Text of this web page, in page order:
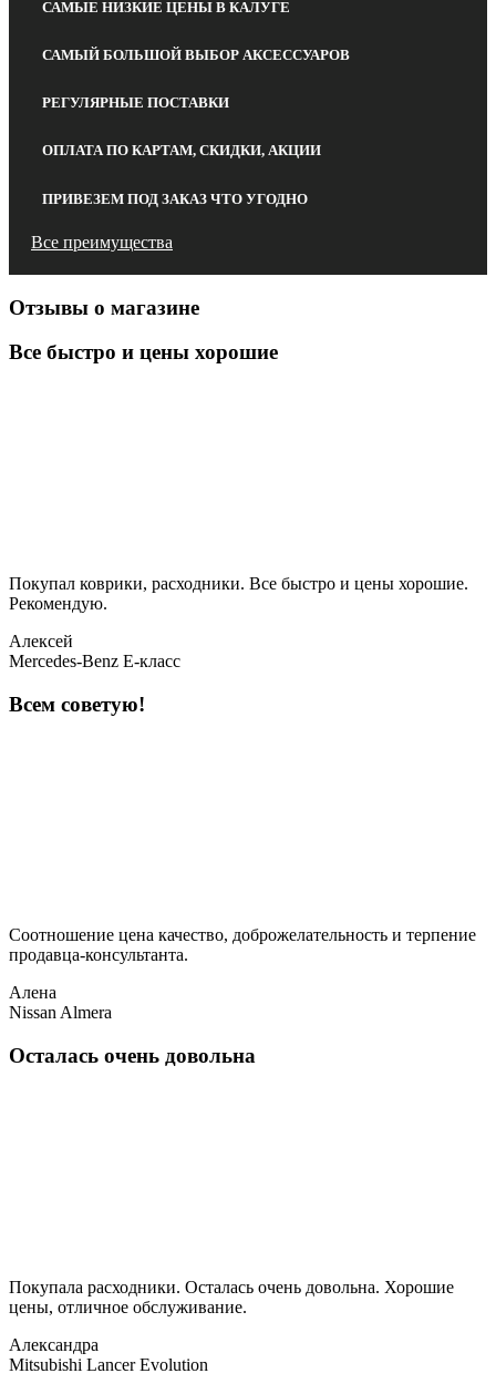
САМЫЕ НИЗКИЕ ЦЕНЫ В КАЛУГЕ
САМЫЙ БОЛЬШОЙ ВЫБОР АКСЕССУАРОВ
РЕГУЛЯРНЫЕ ПОСТАВКИ
ОПЛАТА ПО КАРТАМ, СКИДКИ, АКЦИИ
ПРИВЕЗЕМ ПОД ЗАКАЗ ЧТО УГОДНО
Все преимущества
Отзывы о магазине
Все быстро и цены хорошие
Покупал коврики, расходники. Все быстро и цены хорошие.
Рекомендую.
Алексей
Mercedes-Benz E-класс
Всем советую!
Соотношение цена качество, доброжелательность и терпение
продавца-консультанта.
Алена
Nissan Almera
Осталась очень довольна
Покупала расходники. Осталась очень довольна. Хорошие
цены, отличное обслуживание.
Александра
Mitsubishi Lancer Evolution